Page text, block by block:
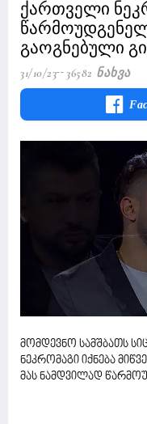
ქართველი
გაოგნებული
31/10/23 36582 Ნახვა
მომდევნო სამშბათს
ნეკრომაგი იქნება
მას ნამდვილად